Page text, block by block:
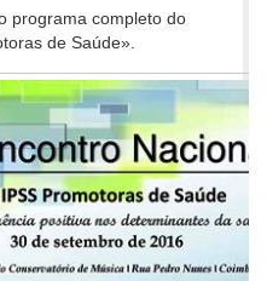
programa completo do
de Saúde».